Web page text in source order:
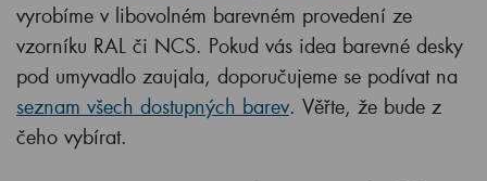
vyrobíme v libovolném barevném provedení ze
vzorníku RAL či NCS. Pokud vás idea barevné desky
pod umyvadlo zaujala, doporučujeme se podívat na
seznam všech dostupných barev. Věřte, že bude z
čeho vybírat.